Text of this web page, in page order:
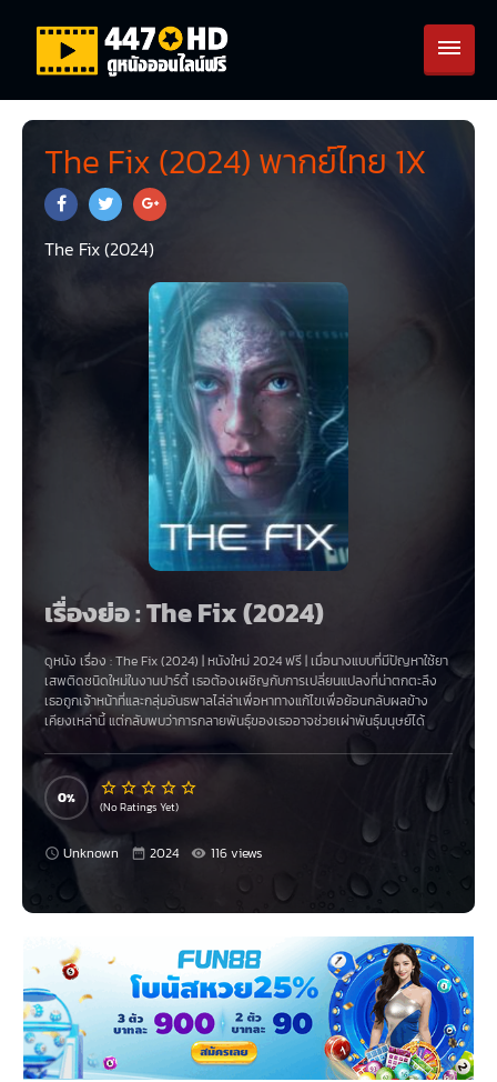
The Fix (2024) พากย์ไทย 1X
The Fix (2024)
เรื่องย่อ : The Fix (2024)
ดูหนัง เรื่อง :The Fix (2024) |หนังใหม่ 2024ฟรี | เมื่อนางแบบที่มีปัญหาใช้ยา
เสพติดชนิดใหม่ในงานปาร์ตี้ เธอต้องเผชิญกับการเปลี่ยนแปลงที่น่าตกตะลึง
เธอถูกเจ้าหน้าที่และกลุ่มอันธพาลไล่ล่าเพื่อหาทางแก้ไขเพื่อย้อนกลับผลข้าง
เคียงเหล่านี้ แต่กลับพบว่าการกลายพันธุ์ของเธออาจช่วยเผ่าพันธุ์มนุษย์ได้
0 (No Ratings Yet)
Unknown 2024 116 views